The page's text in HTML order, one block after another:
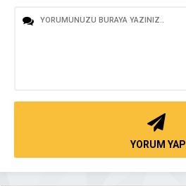
YORUM YAP